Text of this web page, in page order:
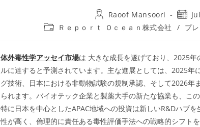
Post
author:
Raoof Mansoori
Post
Post Ｒｅｐｏｒｔ Ｏｃｅａｎ株式会社 / プ
体外毒性学アッセイ市場は 大きな成長を遂げており、2025
ルに達すると予測されています。主な進展としては、2025年
グ技術、日本における非動物試験の規制承認、そして2026年
られます。バイオテック企業と製薬大手の新たな協業も、こ
特に日本を中心としたAPAC地域への投資は新しいR&Dハブ
性が高く、倫理的に責任ある毒性評価手法への戦略的シフトを